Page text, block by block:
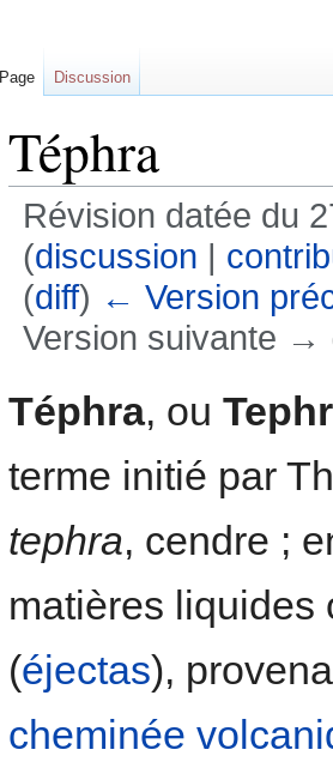
Téphra
Révision datée du
(discussion |
(diff) ← Version
Version suivante →
Téphra, ou
terme initié par
tephra, cendre ;
matières liquides
(éjectas),
cheminée
Page Discussion